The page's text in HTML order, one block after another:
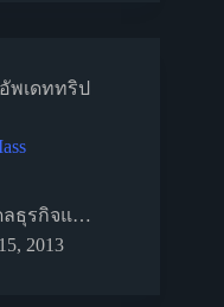
อัพเดททริป
ลธุรกิจแ…
2013